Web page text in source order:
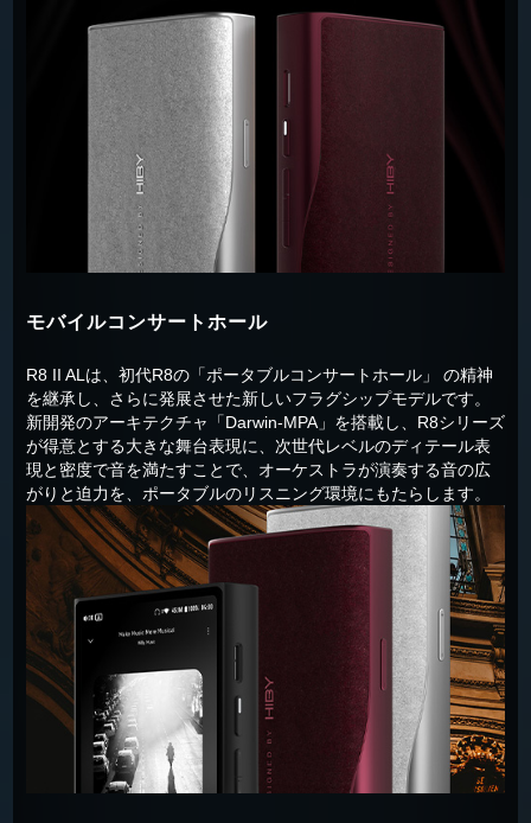
モバイルコンサートホール
R8 II ALは、初代R8の「ポータブルコンサートホール」 の精神
を継承し、さらに発展させた新しいフラグシップモデルです。
新開発のアーキテクチャ「Darwin-MPA」を搭載し、R8シリーズ
が得意とする大きな舞台表現に、次世代レベルのディテール表
現と密度で音を満たすことで、オーケストラが演奏する音の広
がりと迫力を、ポータブルのリスニング環境にもたらします。